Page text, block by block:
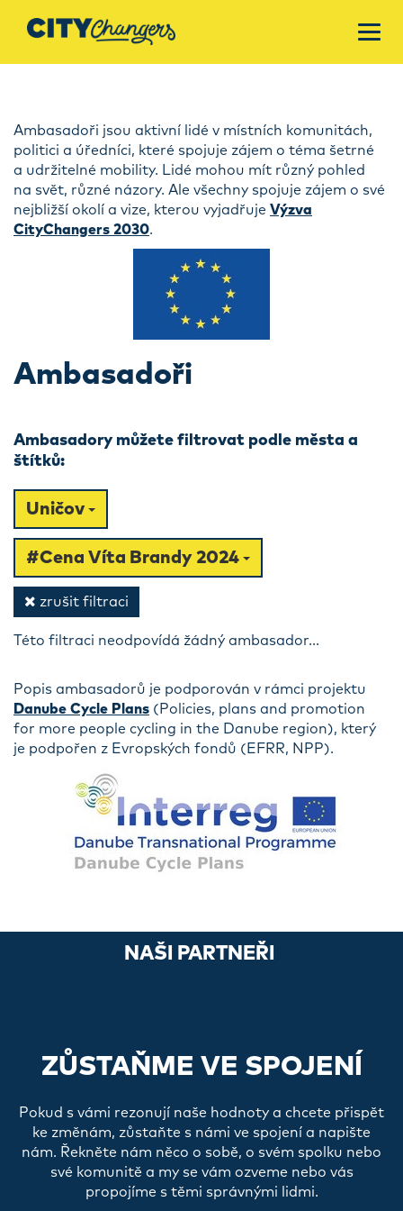
Ambasadoři jsou aktivní lidé v místních komunitách,
politici a úředníci, které spojuje zájem o téma šetrné
a udržitelné mobility. Lidé mohou mít různý pohled
na svět, různé názory. Ale všechny spojuje zájem o své
nejbližší okolí a vize, kterou vyjadřuje Výzva
CityChangers 2030.
Ambasadoři
Ambasadory můžete filtrovat podle města a
štítků:
Uničov
#Cena Víta Brandy 2024
zrušit filtraci
Této filtraci neodpovídá žádný ambasador...
Popis ambasadorů je podporován v rámci projektu
Danube Cycle Plans (Policies, plans and promotion
for more people cycling in the Danube region), který
je podpořen z Evropských fondů (EFRR, NPP).
NAŠI PARTNEŘI
ZŮSTAŇME VE SPOJENÍ
Pokud s vámi rezonují naše hodnoty a chcete přispět
ke změnám, zůstaňte s námi ve spojení a napište
nám. Řekněte nám něco o sobě, o svém spolku nebo
své komunitě a my se vám ozveme nebo vás
propojíme s těmi správnými lidmi.